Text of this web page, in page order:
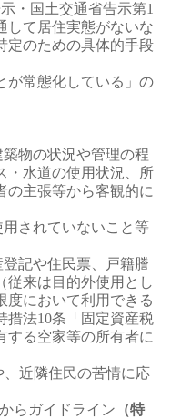
・国土交通省告示第1
して居住実態がないな
定のための具体的手段
が常態化している」の
物の状況や管理の程
・水道の使用状況、所
の主張等から客観的に
されていないこと等
記や住民票、戸籍謄
従来は目的外使用とし
度において利用できる
措法10条「固定資産税
する空家等の所有者に
近隣住民の苦情に応
らガイドライン （特